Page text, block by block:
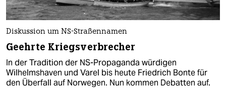
Diskussion um NS-Straßennamen
Geehrte Kriegsverbrecher
In der Tradition der NS-Propaganda würdigen
Wilhelmshaven und Varel bis heute Friedrich Bonte für
den Überfall auf Norwegen. Nun kommen Debatten auf.